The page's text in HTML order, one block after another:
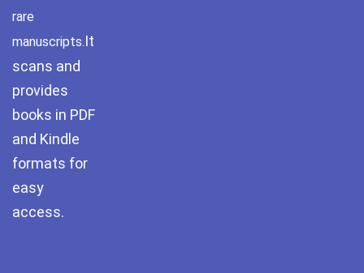
rare
manuscripts.It
scans and
provides
books in PDF
and Kindle
formats for
easy
access.